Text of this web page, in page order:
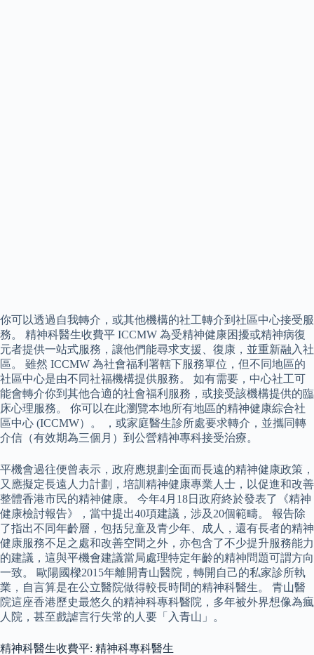
你可以透過自我轉介，或其他機構的社工轉介到社區中心接受服
務。 精神科醫生收費平 ICCMW 為受精神健康困擾或精神病復
元者提供一站式服務，讓他們能尋求支援、復康，並重新融入社
區。 雖然 ICCMW 為社會福利署轄下服務單位，但不同地區的
社區中心是由不同社福機構提供服務。 如有需要，中心社工可
能會轉介你到其他合適的社會福利服務，或接受該機構提供的臨
床心理服務。 你可以在此瀏覽本地所有地區的精神健康綜合社
區中心 (ICCMW）。 ，或家庭醫生診所處要求轉介，並攜同轉
介信（有效期為三個月）到公營精神專科接受治療。
平機會過往便曾表示，政府應規劃全面而長遠的精神健康政策，
又應擬定長遠人力計劃，培訓精神健康專業人士，以促進和改善
整體香港市民的精神健康。 今年4月18日政府終於發表了《精神
健康檢討報告》，當中提出40項建議，涉及20個範疇。 報告除
了指出不同年齡層，包括兒童及青少年、成人，還有長者的精神
健康服務不足之處和改善空間之外，亦包含了不少提升服務能力
的建議，這與平機會建議當局處理特定年齡的精神問題可謂方向
一致。 歐陽國樑2015年離開青山醫院，轉開自己的私家診所執
業，自言算是在公立醫院做得較長時間的精神科醫生。 青山醫
院這座香港歷史最悠久的精神科專科醫院，多年被外界想像為瘋
人院，甚至戲謔言行失常的人要「入青山」。
精神科醫生收費平: 精神科專科醫生